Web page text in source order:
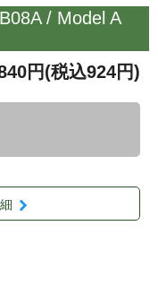
/ Model A
円(税込924円)